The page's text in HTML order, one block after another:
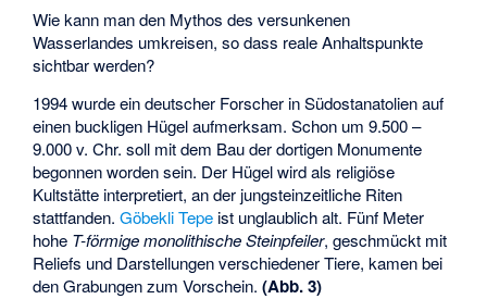
Wie kann man den Mythos des versunkenen
Wasserlandes umkreisen, so dass reale Anhaltspunkte
sichtbar werden?
1994 wurde ein deutscher Forscher in Südostanatolien auf
einen buckligen Hügel aufmerksam. Schon um 9.500 –
9.000 v. Chr. soll mit dem Bau der dortigen Monumente
begonnen worden sein. Der Hügel wird als religiöse
Kultstätte interpretiert, an der jungsteinzeitliche Riten
stattfanden.Göbekli Tepe ist unglaublich alt. Fünf Meter
hohe T-förmige monolithische Steinpfeiler, geschmückt mit
Reliefs und Darstellungen verschiedener Tiere, kamen bei
den Grabungen zum Vorschein.(Abb. 3)